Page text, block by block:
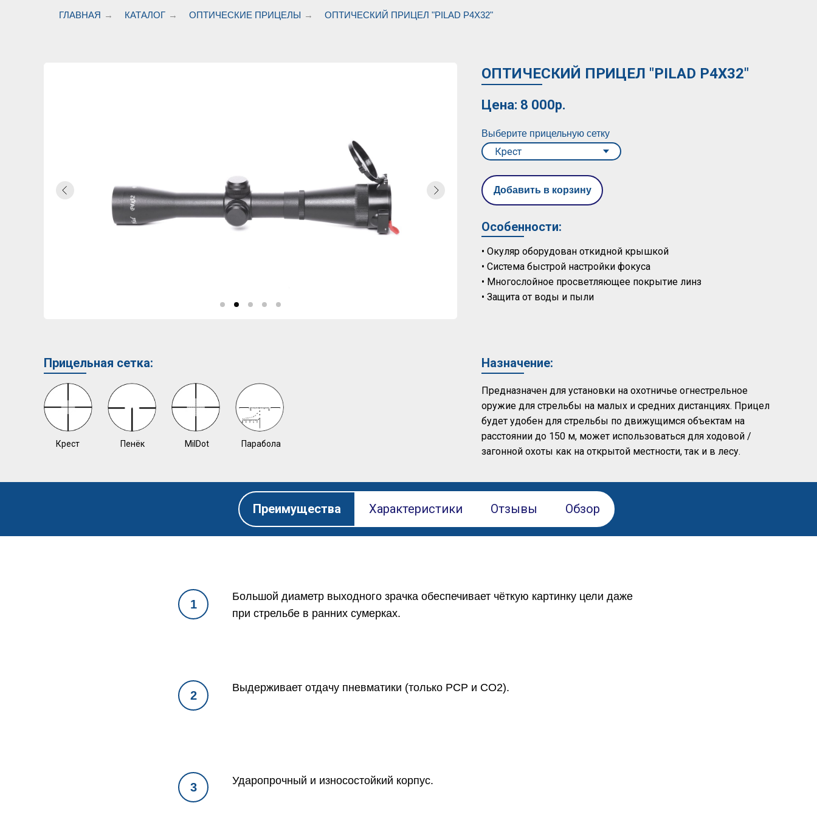
ГЛАВНАЯ → КАТАЛОГ → ОПТИЧЕСКИЕ ПРИЦЕЛЫ → ОПТИЧЕСКИЙ ПРИЦЕЛ "PILAD Р4Х32"
Выберите прицельную сетку
ОПТИЧЕСКИЙ ПРИЦЕЛ "PILAD Р4Х32"
Добавить в корзину
Особенности:
• Окуляр оборудован откидной крышкой
• Система быстрой настройки фокуса
• Многослойное просветляющее покрытие линз
• Защита от воды и пыли
Цена: 8 000р.
Назначение:
Прицельная сетка:
Крест Пенёк MilDot Парабола
Предназначен для установки на охотничье огнестрельное
оружие для стрельбы на малых и средних дистанциях. Прицел
будет удобен для стрельбы по движущимся объектам на
расстоянии до 150 м, может использоваться для ходовой /
загонной охоты как на открытой местности, так и в лесу.
Преимущества Характеристики Отзывы Обзор
Большой диаметр выходного зрачка обеспечивает чёткую картинку цели даже
при стрельбе в ранних сумерках.
Выдерживает отдачу пневматики (только PCP и CO2).
Ударопрочный и износостойкий корпус.
1
2
3